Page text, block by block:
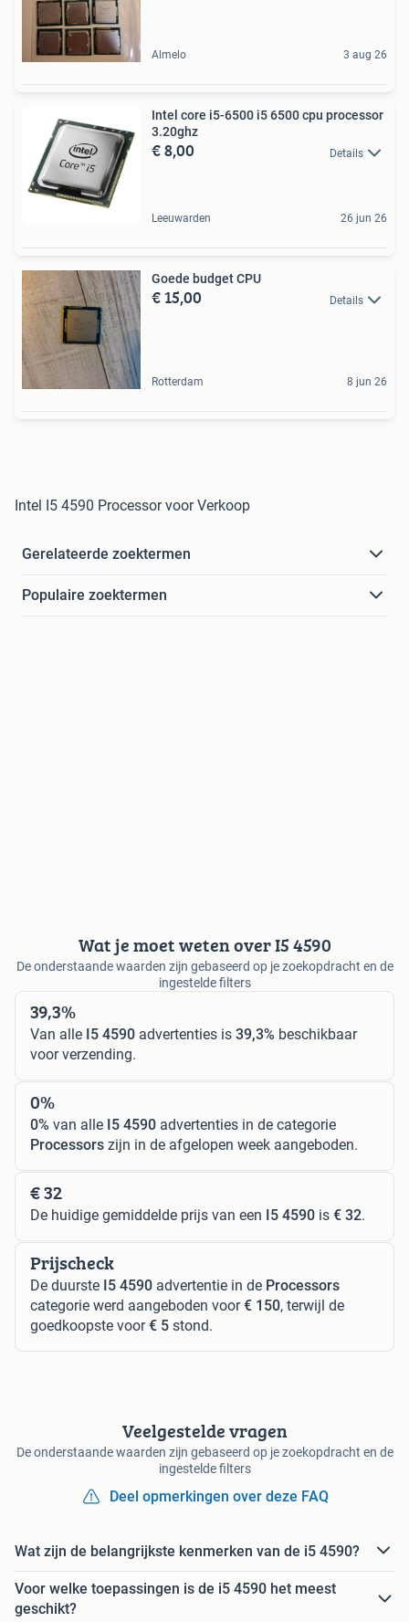
Almelo 3 aug 26
Intel core i5-6500 i5 6500 cpu processor
3.20ghz
€ 8,00 Details
Leeuwarden 26 jun 26
Goede budget CPU
€ 15,00 Details
Rotterdam 8 jun 26
Intel I5 4590 Processor voor Verkoop
Gerelateerde zoektermen
Populaire zoektermen
Wat je moet weten over I5 4590
De onderstaande waarden zijn gebaseerd op je zoekopdracht en de
ingestelde filters
39,3%
Van alle I5 4590 advertenties is 39,3% beschikbaar
voor verzending.
0%
0% van alle I5 4590 advertenties in de categorie
Processors zijn in de afgelopen week aangeboden.
€ 32
De huidige gemiddelde prijs van een I5 4590 is € 32.
Prijscheck
De duurste I5 4590 advertentie in de Processors
categorie werd aangeboden voor€ 150, terwijl de
goedkoopste voor€ 5 stond.
Veelgestelde vragen
De onderstaande waarden zijn gebaseerd op je zoekopdracht en de
ingestelde filters
Deel opmerkingen over deze FAQ
Wat zijn de belangrijkste kenmerken van de i5 4590?
Voor welke toepassingen is de i5 4590 het meest
geschikt?